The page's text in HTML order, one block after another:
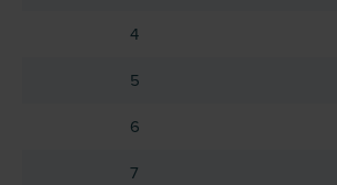
4
5
6
7